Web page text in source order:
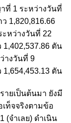
ที่ 1 ระหว่างวันที่
1,820,816.66
หว่างวันที่ 22
ตัน
างวันที่ 9
ตัน
ายเป็นต้นมา ยังมี
เท็จจริงตามข้อ
(จําเลย) ดำเนิน